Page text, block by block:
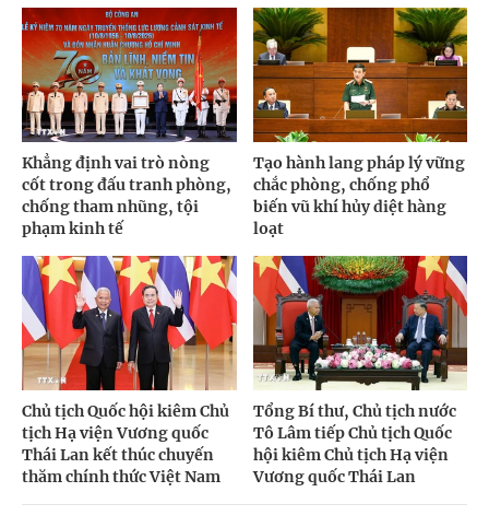
Khẳng định vai trò nòng
cốt trong đấu tranh phòng,
chống tham nhũng, tội
phạm kinh tế
Tạo hành lang pháp lý vững
chắc phòng, chống phổ
biến vũ khí hủy diệt hàng
loạt
Chủ tịch Quốc hội kiêm Chủ
tịch Hạ viện Vương quốc
Thái Lan kết thúc chuyến
thăm chính thức Việt Nam
Tổng Bí thư, Chủ tịch nước
Tô Lâm tiếp Chủ tịch Quốc
hội kiêm Chủ tịch Hạ viện
Vương quốc Thái Lan